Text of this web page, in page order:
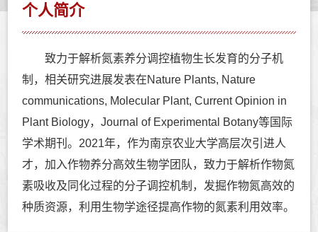
个人简介
致力于解析氮素养分调控植物生长发育的分子机
制，相关研究进展发表在Nature Plants, Nature
communications, Molecular Plant, Current Opinion in
Plant Biology，Journal of Experimental Botany等国际
学术期刊。2021年，作为南京农业大学高层次引进人
才，加入作物养分高效生物学团队，致力于解析作物氮
素吸收及同化过程的分子调控机制，发掘作物氮高效的
种质资源，利用生物学途径提高作物的氮素利用效率。